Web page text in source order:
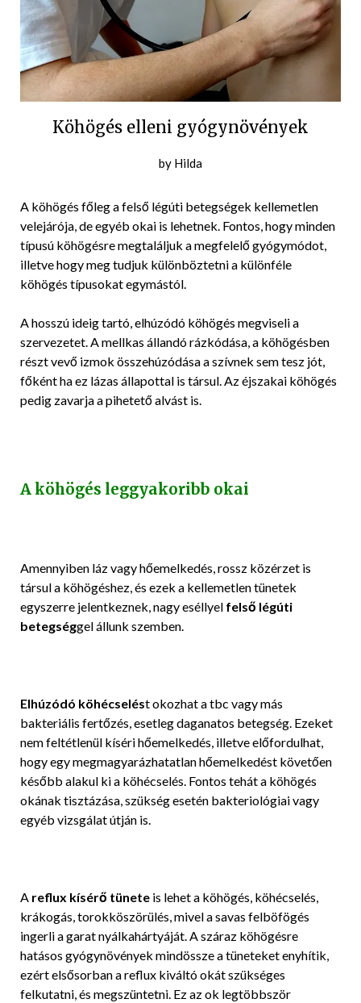
Köhögés elleni gyógynövények
Posted
2018-
02-
26
by Hilda
A köhögés főleg a felső légúti betegségek kellemetlen
velejárója, de egyéb okai is lehetnek. Fontos, hogy minden
típusú köhögésre megtaláljuk a megfelelő gyógymódot,
illetve hogy meg tudjuk különböztetni a különféle
köhögés típusokat egymástól.
A hosszú ideig tartó, elhúzódó köhögés megviseli a
szervezetet. A mellkas állandó rázkódása, a köhögésben
részt vevő izmok összehúzódása a szívnek sem tesz jót,
főként ha ez lázas állapottal is társul. Az éjszakai köhögés
pedig zavarja a pihetető alvást is.
A köhögés leggyakoribb okai
Amennyiben láz vagy hőemelkedés, rossz közérzet is
társul a köhögéshez, és ezek a kellemetlen tünetek
egyszerre jelentkeznek, nagy eséllyel felső légúti
betegséggel állunk szemben.
Elhúzódó köhécselést okozhat a tbc vagy más
bakteriális fertőzés, esetleg daganatos betegség. Ezeket
nem feltétlenül kíséri hőemelkedés, illetve előfordulhat,
hogy egy megmagyarázhatatlan hőemelkedést követően
később alakul ki a köhécselés. Fontos tehát a köhögés
okának tisztázása, szükség esetén bakteriológiai vagy
egyéb vizsgálat útján is.
A reflux kísérő tünete is lehet a köhögés, köhécselés,
krákogás, torokköszörülés, mivel a savas felböfögés
ingerli a garat nyálkahártyáját. A száraz köhögésre
hatásos gyógynövények mindössze a tüneteket enyhítik,
ezért elsősorban a reflux kiváltó okát szükséges
felkutatni, és megszüntetni. Ez az ok legtöbbször